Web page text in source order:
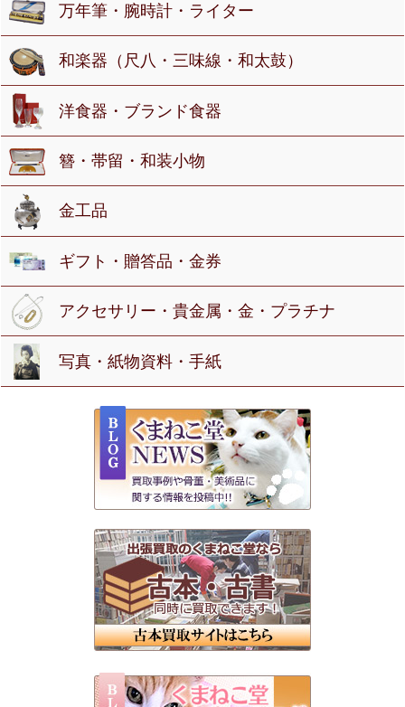
万年筆・腕時計・ライター
和楽器（尺八・三味線・和太鼓）
洋食器・ブランド食器
簪・帯留・和装小物
金工品
ギフト・贈答品・金券
アクセサリー・貴金属・金・プラチナ
写真・紙物資料・手紙